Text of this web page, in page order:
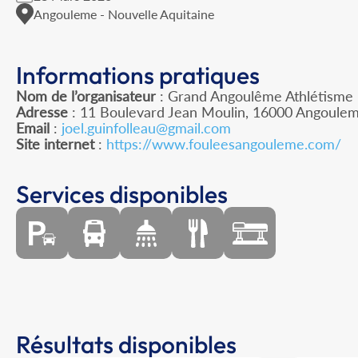
Angouleme - Nouvelle Aquitaine
Informations pratiques
Nom de l’organisateur : Grand Angoulême Athlétisme
Adresse : 11 Boulevard Jean Moulin, 16000
Email : joel.guinfolleau@gmail.com
Site internet: https://www.fouleesangouleme.com/
Services disponibles
Résultats disponibles